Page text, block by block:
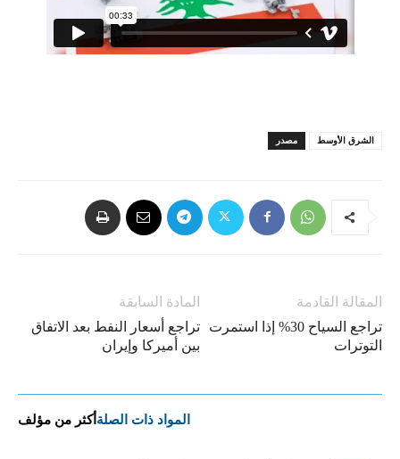
مصدر الشرق الأوسط
المادة السابقة
تراجع أسعار النفط بعد الاتفاق
بين أميركا وإيران
المقالة القادمة
تراجع السياح 30% إذا استمرت
التوترات
المواد ذات الصلة أكثر من مؤلف